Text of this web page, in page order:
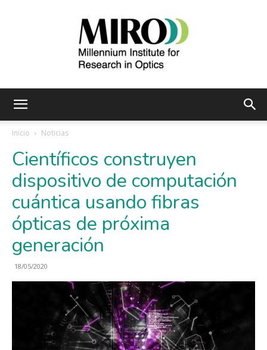
Milenio
de
en
Inicio Noticias
Científicos construyen
dispositivo de computación
cuántica usando fibras
ópticas de próxima
generación
18/05/2020